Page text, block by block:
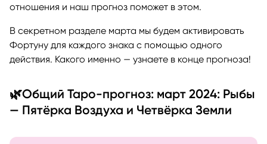
отношения и наш прогноз поможет в этом.
В секретном разделе марта мы будем активировать
Фортуну для каждого знака с помощью одного
действия. Какого именно — узнаете в конце прогноза!
🌿Общий Таро-прогноз: март 2024: Рыбы
— Пятёрка Воздуха и Четвёрка Земли